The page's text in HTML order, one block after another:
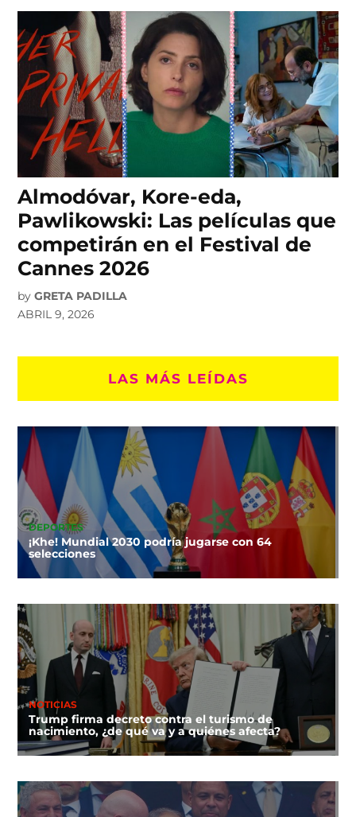
Almodóvar, Kore-eda,
Pawlikowski: Las películas que
competirán en el Festival de
Cannes 2026
by GRETA PADILLA
ABRIL 9, 2026
LAS MÁS LEÍDAS
DEPORTES
¡Khe! Mundial 2030 podría jugarse con 64
selecciones
NOTICIAS
Trump firma decreto contra el turismo de
nacimiento, ¿de qué va y a quiénes afecta?